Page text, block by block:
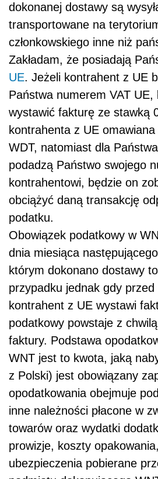
dokonanej dostawy są
transportowane na
członkowskiego inne niż
Zakładam, że posiadają
UE. Jeżeli kontrahent z UE
Państwa numerem VAT UE,
wystawić fakturę ze stawką
kontrahenta z UE
WDT, natomiast dla
podadzą Państwo swojego
kontrahentowi, będzie on
obciążyć daną transakcję
podatku.
Obowiązek podatkowy w
dnia miesiąca
którym dokonano dostawy
przypadku jednak gdy
kontrahent z UE wystawi
podatkowy powstaje z
faktury. Podstawa
WNT jest to kwota, jaką
z Polski) jest obowiązany
opodatkowania obejmuje
inne należności płacone w
towarów oraz wydatki
prowizje, koszty
ubezpieczenia pobierane